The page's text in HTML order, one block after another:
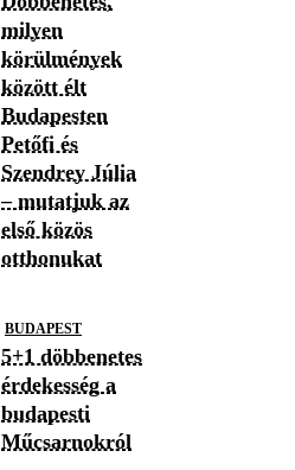
milyen
körülmények
között élt
Budapesten
Petőfi és
Szendrey Júlia
– mutatjuk az
első közös
otthonukat
BUDAPEST
5+1 döbbenetes
érdekesség a
budapesti
Műcsarnokról